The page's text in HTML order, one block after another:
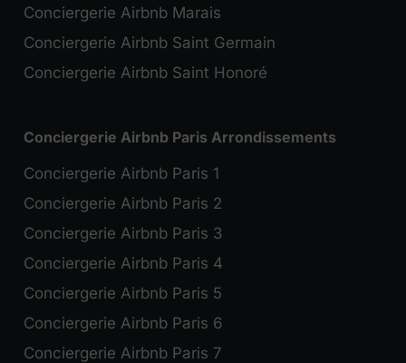
Conciergerie Airbnb Marais
Conciergerie Airbnb Saint Germain
Conciergerie Airbnb Saint Honoré
Conciergerie Airbnb Paris Arrondissements
Conciergerie Airbnb Paris 1
Conciergerie Airbnb Paris 2
Conciergerie Airbnb Paris 3
Conciergerie Airbnb Paris 4
Conciergerie Airbnb Paris 5
Conciergerie Airbnb Paris 6
Conciergerie Airbnb Paris 7